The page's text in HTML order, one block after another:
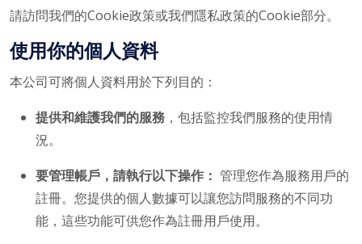
請訪問我們的Cookie政策或我們隱私政策的Cookie部分。
使用你的個人資料
本公司可將個人資料用於下列目的：
提供和維護我們的服務 ，包括監控我們服務的使用情
況。
要管理帳戶，請執行以下操作： 管理您作為服務用戶的
註冊。您提供的個人數據可以讓您訪問服務的不同功
能，這些功能可供您作為註冊用戶使用。